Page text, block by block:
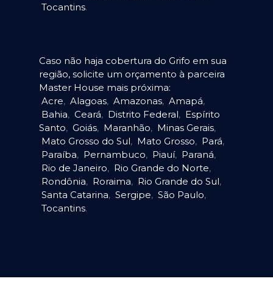
Tocantins.
Caso não haja cobertura do Grifo em sua
região, solicite um orçamento à parceira
Master House mais próxima:
Acre, Alagoas, Amazonas, Amapá,
Bahia, Ceará, Distrito Federal, Espírito
Santo, Goiás, Maranhão, Minas Gerais,
Mato Grosso do Sul, Mato Grosso, Pará,
Paraíba, Pernambuco, Piauí, Paraná,
Rio de Janeiro, Rio Grande do Norte,
Rondônia, Roraima, Rio Grande do Sul,
Santa Catarina, Sergipe, São Paulo,
Tocantins.